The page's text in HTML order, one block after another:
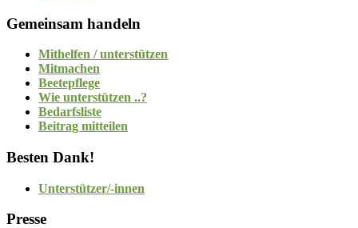
Gemeinsam handeln
Mithelfen / unterstützen
Mitmachen
Beetepflege
Wie unterstützen ..?
Bedarfsliste
Beitrag mitteilen
Besten Dank!
Unterstützer/-innen
Presse